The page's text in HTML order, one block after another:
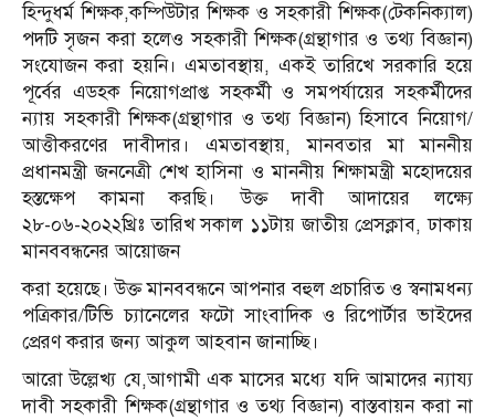
হিন্দুধর্ম শিক্ষক,কম্পিউটার শিক্ষক ও সহকারী শিক্ষক(টেকনিক্যাল)
পদটি সৃজন করা হলেও সহকারী শিক্ষক(গ্রন্থাগার ও তথ্য বিজ্ঞান)
সংযোজন করা হয়নি। এমতাবস্থায়, একই তারিখে সরকারি হয়ে
পূর্বের এডহক নিয়োগপ্রাপ্ত সহকর্মী ও সমপর্যায়ের সহকর্মীদের
ন্যায় সহকারী শিক্ষক(গ্রন্থাগার ও তথ্য বিজ্ঞান) হিসাবে নিয়োগ/
আত্তীকরণের দাবীদার। এমতাবস্থায়, মানবতার মা মাননীয়
প্রধানমন্ত্রী জননেত্রী শেখ হাসিনা ও মাননীয় শিক্ষামন্ত্রী মহোদয়ের
হস্তক্ষেপ কামনা করছি। উক্ত দাবী আদায়ের লক্ষ্যে
২৮-০৬-২০২২খ্রিঃ তারিখ সকাল ১১টায় জাতীয় প্রেসক্লাব, ঢাকায়
মানববন্ধনের আয়োজন
করা হয়েছে। উক্ত মানববন্ধনে আপনার বহুল প্রচারিত ও স্বনামধন্য
পত্রিকার/টিভি চ্যানেলের ফটো সাংবাদিক ও রিপোর্টার ভাইদের
প্রেরণ করার জন্য আকুল আহবান জানাচ্ছি।
আরো উল্লেখ্য যে,আগামী এক মাসের মধ্যে যদি আমাদের ন্যায্য
দাবী সহকারী শিক্ষক(গ্রন্থাগার ও তথ্য বিজ্ঞান) বাস্তবায়ন করা না